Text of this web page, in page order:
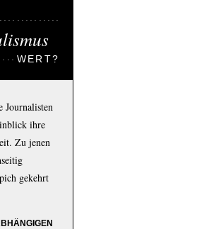
WERT?
Journalisten
ihre
Zu jenen
gekehrt